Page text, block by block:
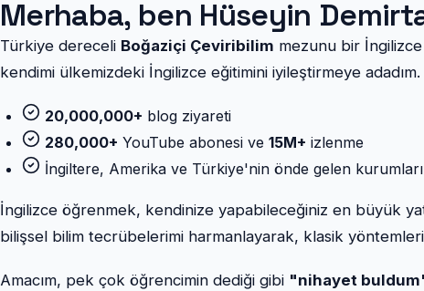
Merhaba, ben Hüseyin
Türkiye dereceli Boğaziçi Çeviribilim mezunu bir
kendimi ülkemizdeki İngilizce eğitimini iyileştirmeye adadım.
20,000,000+ blog ziyareti
280,000+ YouTube abonesi ve 15M+ izlenme
İngiltere, Amerika ve Türkiye'nin önde gelen
İngilizce öğrenmek, kendinize yapabileceğiniz en büyük
bilişsel bilim tecrübelerimi harmanlayarak, klasik
Amacım, pek çok öğrencimin dediği gibi "nihayet